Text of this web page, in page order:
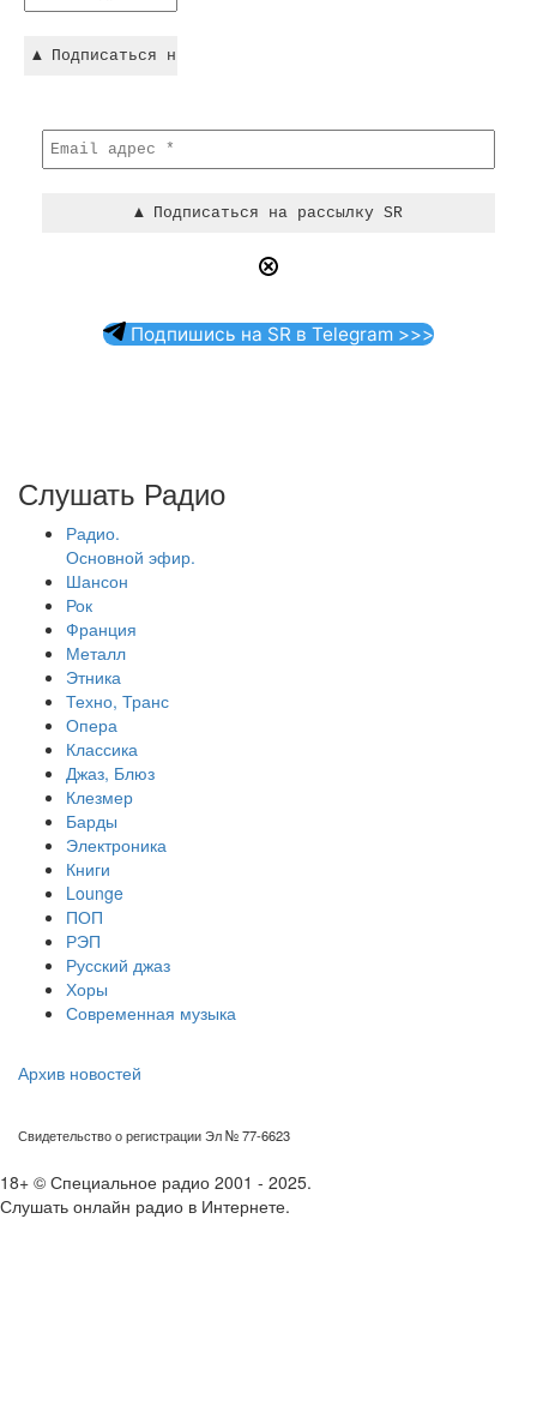
Подпишись на SR в Telegram >>>
Слушать Радио
Радио.
Основной эфир.
Шансон
Рок
Франция
Металл
Этника
Техно, Транс
Опера
Классика
Джаз, Блюз
Клезмер
Барды
Электроника
Книги
Lounge
ПОП
РЭП
Русский джаз
Хоры
Современная музыка
Архив новостей
Свидетельство о регистрации Эл № 77-6623
18+ © Специальное радио 2001 - 2025.
Слушать онлайн радио в Интернете.